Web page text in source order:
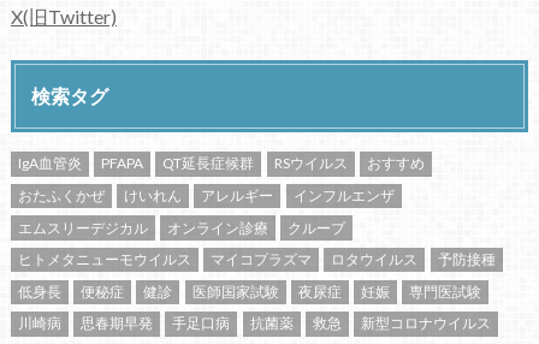
X(旧Twitter)
検索タグ
IgA血管炎 PFAPA QT延長症候群 RSウイルス
おすすめ
おたふくかぜ
けいれん アレルギー
インフルエンザ
エムスリーデジカル
オンライン診療
クループ
ヒトメタニューモウイルス
マイコプラズマ ロタウイルス
予防接種
低身長
便秘症 健診 医師国家試験 夜尿症 妊娠
専門医試験
川崎病
思春期早発 手足口病 抗菌薬 救急
新型コロナウイルス